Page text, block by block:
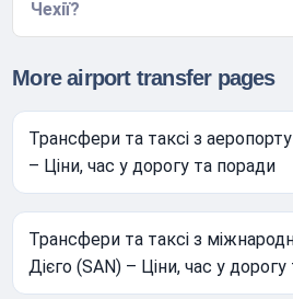
Чехії?
More airport transfer pages
Трансфери та таксі з
– Ціни, час у дорогу та поради
Трансфери та таксі з
Дієго (SAN) – Ціни, час у